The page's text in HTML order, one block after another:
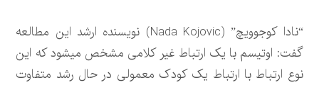
“نادا کوجوویچ” (Nada Kojovic) نویسنده ارشد این مطالعه
گفت: اوتیسم با یک ارتباط غیر کلامی مشخص می‎شود که این
نوع ارتباط با ارتباط یک کودک معمولی در حال رشد متفاوت